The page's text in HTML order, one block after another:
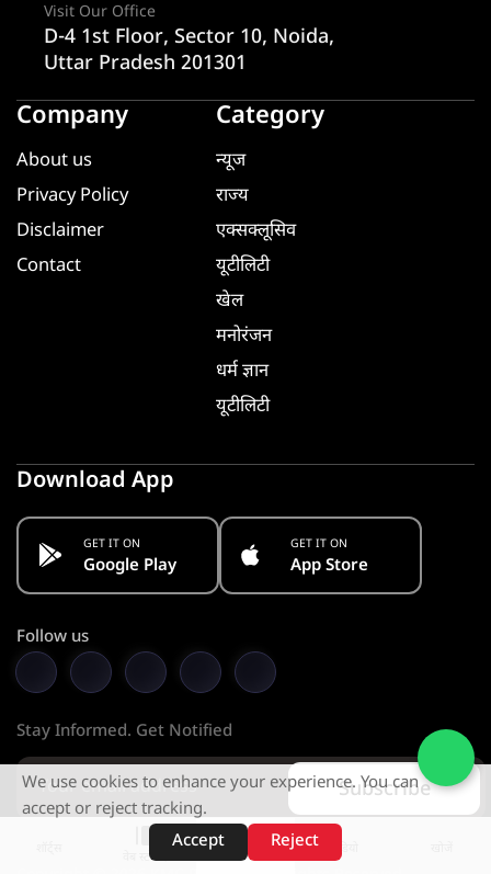
वेब स्टोरीज़
Visit Our Office
D-4 1st Floor, Sector 10, Noida,
Uttar Pradesh 201301
Company
About us
Privacy Policy
Disclaimer
Contact
Category
न्यूज
राज्य
एक्सक्लूसिव
यूटीलिटी
खेल
मनोरंजन
धर्म ज्ञान
यूटीलिटी
Download App
GET IT ON
Google Play
GET IT ON
App Store
Follow us
Stay Informed. Get Notified
Subscribe
We use cookies to enhance your experience. You can
accept or reject tracking.
Accept
Reject